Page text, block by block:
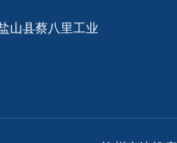
山县蔡八里工业